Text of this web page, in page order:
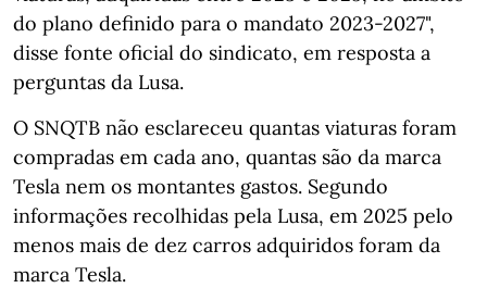
do plano definido para o mandato 2023-2027",
disse fonte oficial do sindicato, em resposta a
perguntas da Lusa.
O SNQTB não esclareceu quantas viaturas foram
compradas em cada ano, quantas são da marca
Tesla nem os montantes gastos. Segundo
informações recolhidas pela Lusa, em 2025 pelo
menos mais de dez carros adquiridos foram da
marca Tesla.